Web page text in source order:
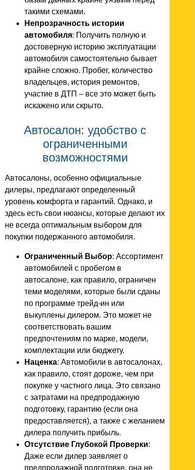
такими схемами.
Непрозрачность истории
автомобиля: Получить полную и
достоверную историю эксплуатации
автомобиля самостоятельно бывает
крайне сложно. Пробег, количество
владельцев, история ремонтов,
участие в ДТП – все это может быть
искажено или скрыто.
Автосалон: удобство с
ограниченными
возможностями
Автосалоны, особенно официальные
дилеры, предлагают определенный
уровень комфорта и гарантий. Однако, и
здесь есть свои нюансы, которые делают их
не всегда оптимальным выбором для
покупки подержанного автомобиля.
Ограниченный Выбор: Ассортимент
автомобилей с пробегом в
автосалоне, как правило, ограничен
теми моделями, которые были сданы
по программе трейд-ин или
выкуплены дилером. Это может не
соответствовать вашим
предпочтениям по марке, модели,
комплектации или бюджету.
Наценка: Автомобили в автосалонах,
как правило, стоят дороже, чем при
покупке у частного лица. Это связано
с затратами на предпродажную
подготовку, гарантию (если она
предоставляется), а также с желанием
дилера получить прибыль.
Отсутствие Глубокой Проверки:
Даже если дилер заявляет о
предпродажной подготовке, она не